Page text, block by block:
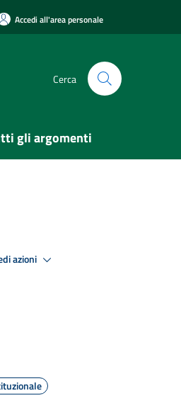
Accedi all'area personale
Cerca
gli argomenti
azioni